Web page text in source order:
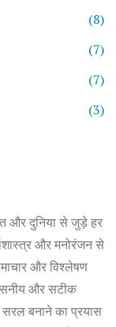
(8)
(7)
(7)
(3)
और दुनिया से जुड़े हर
और मनोरंजन से
और विश्लेषण
और सटीक
सरल बनाने का प्रयास